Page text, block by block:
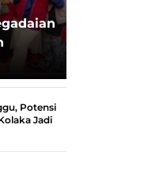
Potensi
Jadi